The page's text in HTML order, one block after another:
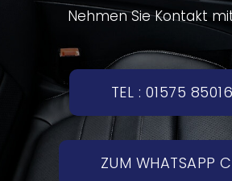
Nehmen Sie Kontakt
TEL : 01575
ZUM WHATSAPP